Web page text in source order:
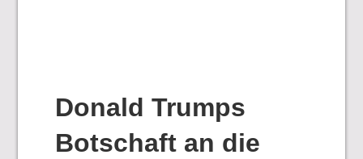
Donald Trumps
Botschaft an die